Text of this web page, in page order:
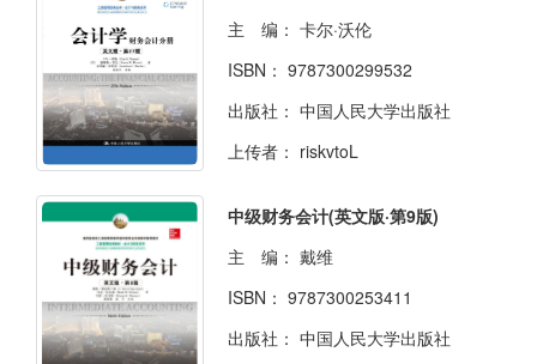
主 编： 卡尔·沃伦
ISBN： 9787300299532
出版社： 中国人民大学出版社
上传者： riskvtoL
中级财务会计(英文版·第9版)
主 编： 戴维
ISBN： 9787300253411
出版社： 中国人民大学出版社